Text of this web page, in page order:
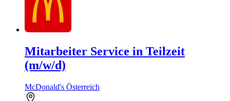
Mitarbeiter Service in Teilzeit
(m/w/d)
McDonald's Österreich